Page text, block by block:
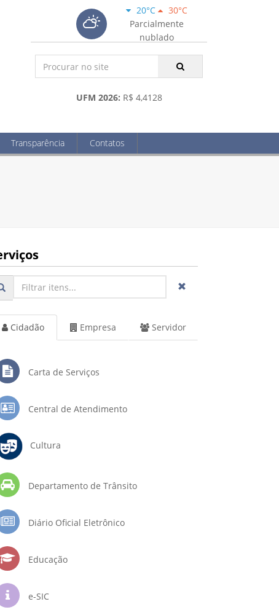
20°C
30°C
Parcialmente
nublado
UFM 2026: R$ 4,4128
Transparência Contatos
Cidadão Empresa Servidor
Carta de Serviços
Central de Atendimento
Cultura
Departamento de Trânsito
Diário Oficial Eletrônico
Educação
e-SIC